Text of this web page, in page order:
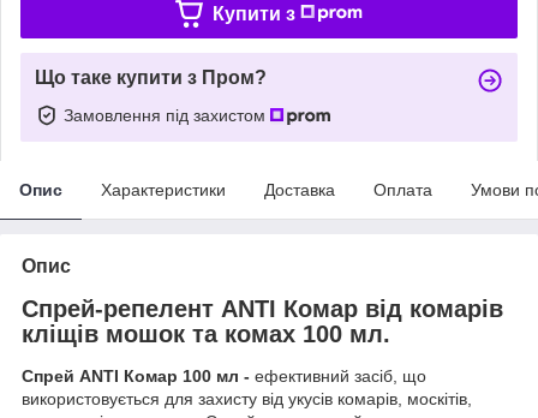
Купити з
Що таке купити з Пром?
Замовлення під захистом
Опис Характеристики Доставка Оплата Умови
Опис
Спрей-репелент ANTI Комар від комарів
кліщів мошок та комах 100 мл.
Спрей ANTI Комар 100 мл - ефективний засіб, що
використовується для захисту від укусів комарів, москітів,